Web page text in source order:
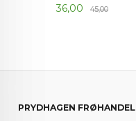
Tilbud
36,00 45,00Rabatt
PRYDHAGEN FRØHANDEL